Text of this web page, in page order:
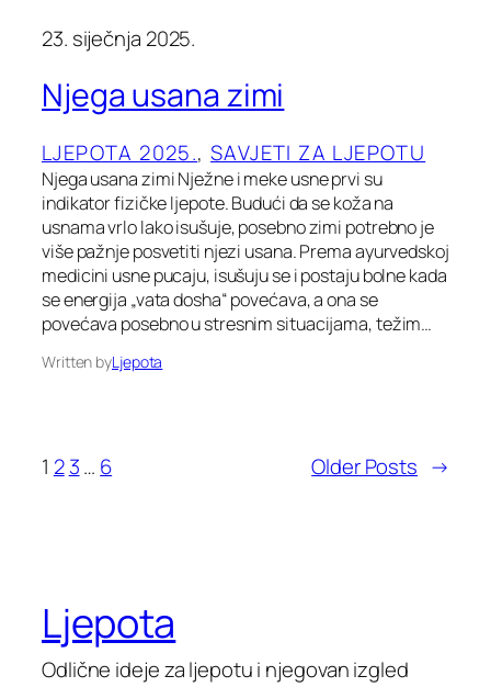
23. siječnja 2025.
Njega usana zimi
LJEPOTA 2025., SAVJETI ZA LJEPOTU
Njega usana zimi Nježne i meke usne prvi su
indikator fizičke ljepote. Budući da se koža na
usnama vrlo lako isušuje, posebno zimi potrebno je
više pažnje posvetiti njezi usana. Prema ayurvedskoj
medicini usne pucaju, isušuju se i postaju bolne kada
se energija „vata dosha“ povećava, a ona se
povećava posebno u stresnim situacijama, težim…
Written byLjepota
1 2 3… 6 Older Posts →
Ljepota
Odlične ideje za ljepotu i njegovan izgled